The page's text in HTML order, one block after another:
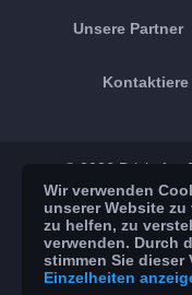
Unsere Partner
Kontaktiere
© 2026 Brickoft
App
Wir verwenden
unserer Website
zu helfen, zu
verwenden. Durch
stimmen Sie dieser
Einzelheiten